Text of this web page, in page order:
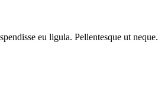
eu ligula. Pellentesque ut neque.